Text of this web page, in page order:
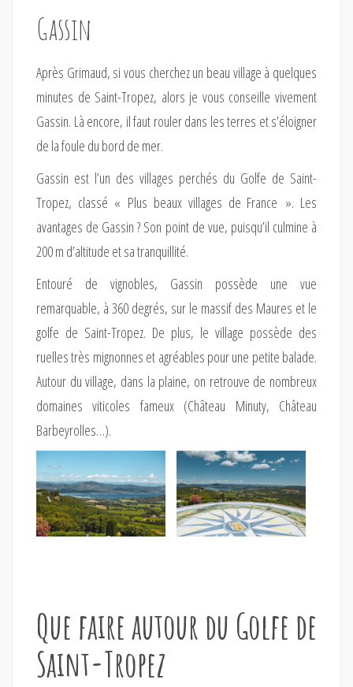
Gassin
Après Grimaud, si vous cherchez un beau village à quelques
minutes de Saint-Tropez, alors je vous conseille vivement
Gassin. Là encore, il faut rouler dans les terres et s’éloigner
de la foule du bord de mer.
Gassin est l’un des villages perchés du Golfe de Saint-
Tropez, classé « Plus beaux villages de France ». Les
avantages de Gassin ? Son point de vue, puisqu’il culmine à
200 m d’altitude et sa tranquillité.
Entouré de vignobles, Gassin possède une vue
remarquable, à 360 degrés, sur le massif des Maures et le
golfe de Saint-Tropez. De plus, le village possède des
ruelles très mignonnes et agréables pour une petite balade.
Autour du village, dans la plaine, on retrouve de nombreux
domaines viticoles fameux (Château Minuty, Château
Barbeyrolles…).
Que faire autour du Golfe de
Saint-Tropez